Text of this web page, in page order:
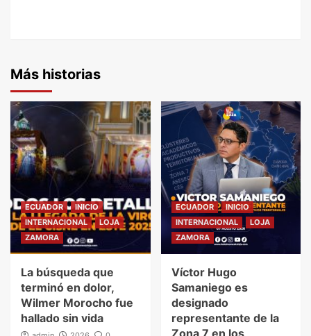
Más historias
ECUADOR
INICIO
INTERNACIONAL
LOJA
ZAMORA
La búsqueda que
terminó en dolor,
Wilmer Morocho fue
hallado sin vida
ECUADOR
INICIO
INTERNACIONAL
LOJA
ZAMORA
Víctor Hugo
Samaniego es
designado
representante de la